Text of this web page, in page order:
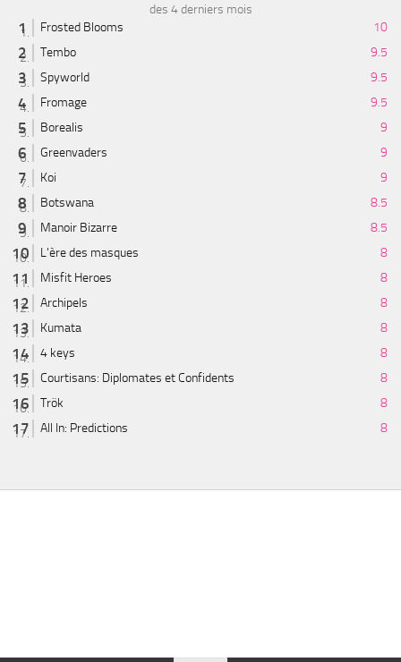
des 4 derniers mois
Frosted Blooms
10
Tembo
9.5
Spyworld
9.5
Fromage
9.5
Borealis
9
Greenvaders
9
Koi
9
Botswana
8.5
Manoir Bizarre
8.5
L'ère des masques
8
Misfit Heroes
8
Archipels
8
Kumata
8
4 keys
8
Courtisans: Diplomates et Confidents
8
Trök
8
All In: Predictions
8